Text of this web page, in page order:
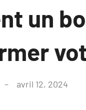
un
avril 12, 2024